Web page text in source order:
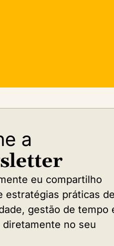
a
eu compartilho
estratégias práticas de
gestão de tempo
diretamente no seu